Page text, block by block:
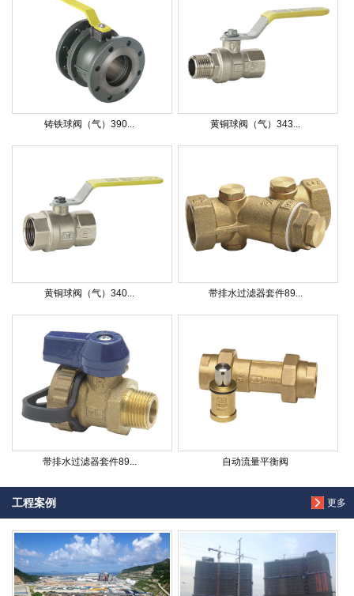
铸铁球阀（气）390... 黄铜球阀（气）343...
黄铜球阀（气）340... 带排水过滤器套件89...
带排水过滤器套件89... 自动流量平衡阀
更多
工程案例